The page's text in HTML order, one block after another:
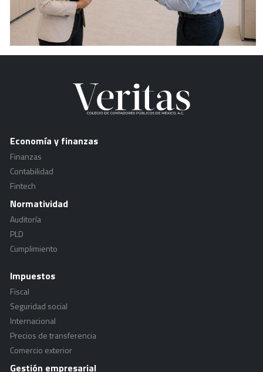
Economía y finanzas
Finanzas
Contabilidad
Fintech
Normatividad
Auditoría
PLD
Cumplimiento
Impuestos
Fiscal
Seguridad social
Internacional
Precios de transferencia
Comercio exterior
Gestión empresarial